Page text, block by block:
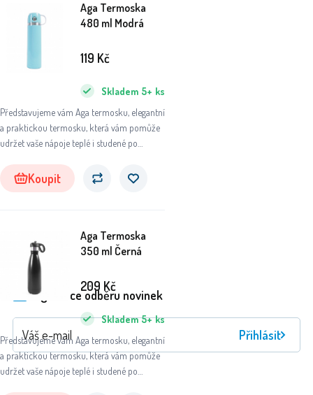
Aga Termoska
480 ml Modrá
Představujeme vám Aga termosku, elegantní
a praktickou termosku, která vám pomůže
udržet vaše nápoje teplé i studené po
přírody, do práce nebo na sportovní aktivity,
tato termoska se stane vaším
Skladem 5+ ks
119 Kč
Koupit
Aga Termoska
350 ml Černá
Představujeme vám Aga termosku, elegantní
a praktickou termosku, která vám pomůže
udržet vaše nápoje teplé i studené po
Skladem 5+ ks
209 Kč
Registrace odběru novinek
Přihlásit